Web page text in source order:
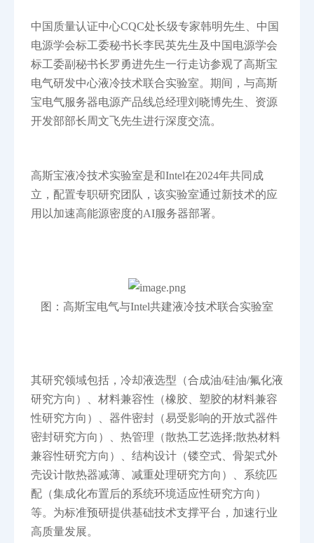
中国质量认证中心CQC处长级专家韩明先生、中国
电源学会标工委秘书长李民英先生及中国电源学会
标工委副秘书长罗勇进先生一行走访参观了高斯宝
电气研发中心液冷技术联合实验室。期间，与高斯
宝电气服务器电源产品线总经理刘晓博先生、资源
开发部部长周文飞先生进行深度交流。
高斯宝液冷技术实验室是和Intel在2024年共同成
立，配置专职研究团队，该实验室通过新技术的应
用以加速高能源密度的AI服务器部署。
图：高斯宝电气与Intel共建液冷技术联合实验室
其研究领域包括，冷却液选型（合成油/硅油/氟化液
研究方向）、材料兼容性（橡胶、塑胶的材料兼容
性研究方向）、器件密封（易受影响的开放式器件
密封研究方向）、热管理（散热工艺选择;散热材料
兼容性研究方向）、结构设计（镂空式、骨架式外
壳设计散热器减薄、减重处理研究方向）、系统匹
配（集成化布置后的系统环境适应性研究方向）
等。为标准预研提供基础技术支撑平台，加速行业
高质量发展。